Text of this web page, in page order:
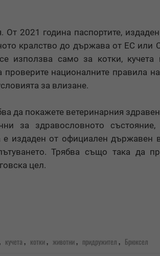
2021 година паспортите,
кралство до държава от ЕС или
използва само за котки,
националните правила
за влизане.
да покажете ветеринарния
за здравословното състояние,
издаден от официален държавен
Трябва също така да
цел.
кучета, котки, животни, придружител, Брюксел